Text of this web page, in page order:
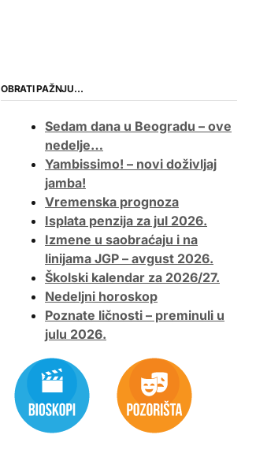
OBRATI PAŽNJU…
Sedam dana u Beogradu – ove
nedelje…
Yambissimo! – novi doživljaj
jamba!
Vremenska prognoza
Isplata penzija za jul 2026.
Izmene u saobraćaju i na
linijama JGP – avgust 2026.
Školski kalendar za 2026/27.
Nedeljni horoskop
Poznate ličnosti – preminuli u
julu 2026.